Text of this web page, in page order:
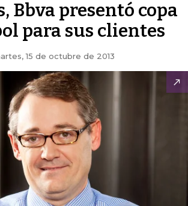
Bbva presentó copa
para sus clientes
15 de octubre de 2013